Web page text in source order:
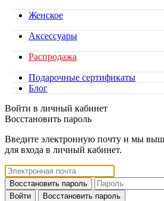
Женское
Аксессуары
Распродажа
Подарочные сертификаты
Блог
Войти в личный кабинет
Восстановить пароль
Введите электронную почту и мы
для входа в личный кабинет.
Восстановить пароль
Войти
Восстановить пароль